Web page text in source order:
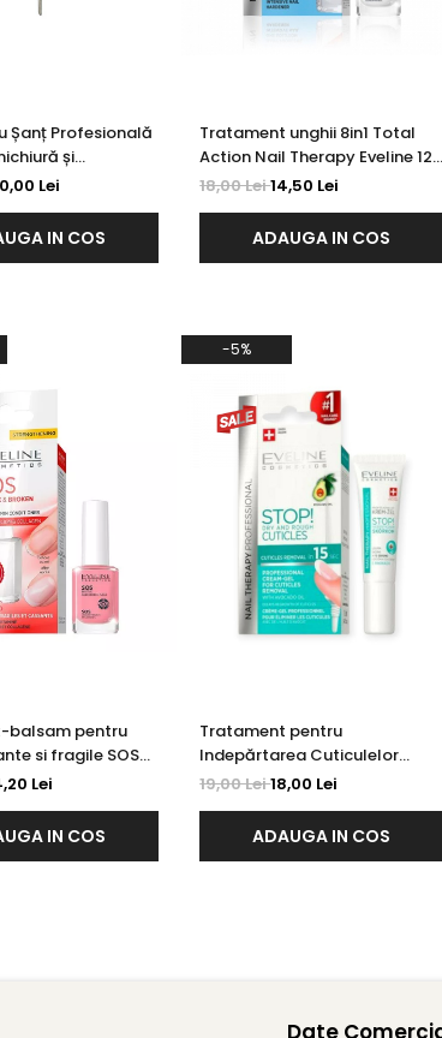
Șanț Profesională
și
2 mm CHIRA
Lei
IN COS
Tratament unghii 8in1 Total
Action Nail Therapy Eveline 12
ml
18,00 Lei14,50 Lei
ADAUGA IN COS
balsam pentru
si fragile SOS
Lei
IN COS
-5%
Tratament pentru
Indepărtarea Cuticulelor
Eveline 12 ml
19,00 Lei18,00 Lei
ADAUGA IN COS